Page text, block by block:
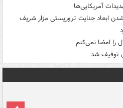
آمریکایی‌ها
ابعاد جنایت تروریستی مزار شریف
را امضا نمی‌کنم